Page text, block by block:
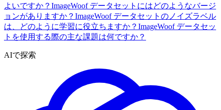
よいですか？ ImageWoof データセットにはどのようなバージ
ョンがありますか？ ImageWoof データセットのノイズラベル
は、どのように学習に役立ちますか？ ImageWoof データセッ
トを使用する際の主な課題は何ですか？
AIで探索